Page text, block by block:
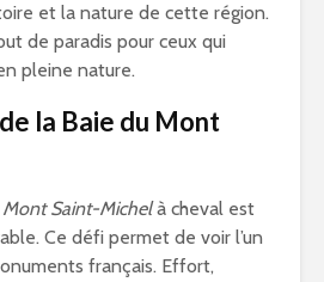
et la nature de cette région.
de paradis pour ceux qui
pleine nature.
la Baie du Mont
Mont Saint-Michelà cheval est
Ce défi permet de voir l’un
français. Effort,